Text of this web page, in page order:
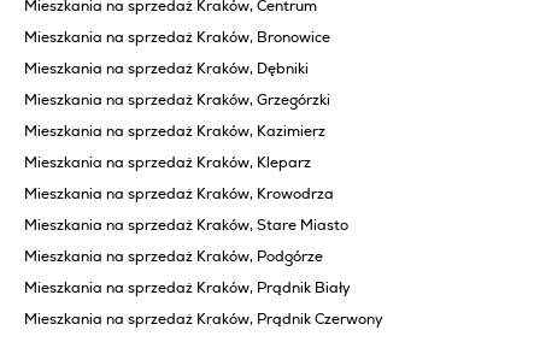
Mieszkania na sprzedaż Kraków, Centrum
Mieszkania na sprzedaż Kraków, Bronowice
Mieszkania na sprzedaż Kraków, Dębniki
Mieszkania na sprzedaż Kraków, Grzegórzki
Mieszkania na sprzedaż Kraków, Kazimierz
Mieszkania na sprzedaż Kraków, Kleparz
Mieszkania na sprzedaż Kraków, Krowodrza
Mieszkania na sprzedaż Kraków, Stare Miasto
Mieszkania na sprzedaż Kraków, Podgórze
Mieszkania na sprzedaż Kraków, Prądnik Biały
Mieszkania na sprzedaż Kraków, Prądnik Czerwony